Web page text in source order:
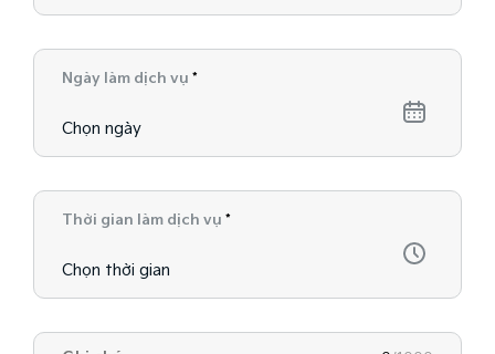
Ngày làm dịch vụ *
Thời gian làm dịch vụ *